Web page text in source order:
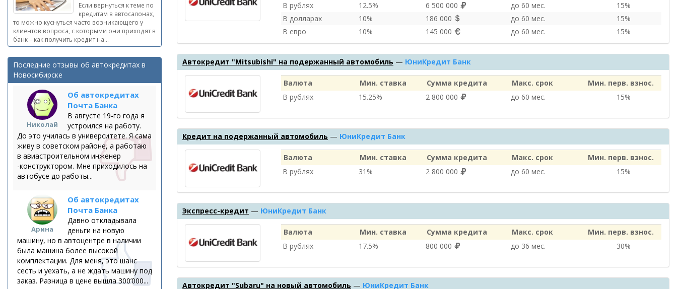
Если вернуться к теме по
кредитам в автосалонах,
то можно куснуться часто возникающего у
клиентов вопроса, с которыми они приходят в
банк – как получить кредит на...
Последние отзывы об автокредитах в
Новосибирске
Николай
Об автокредитах
Почта Банка
В августе 19-го года я
устроился на работу.
До это училась в университете. Я сама
живу в советском районе, а работаю
в авиастроительном инженер
-конструктором. Мне приходилось на
автобусе до работы...
Арина
Об автокредитах
Почта Банка
Давно откладывала
деньги на новую
машину, но в автоцентре в наличии
была машина более высокой
комплектации. Для меня, это шанс
сесть и уехать, а не ждать машину под
заказ. Разница в цене вышла 300’000...
В рублях
12.5% 6 500 000 до 60 мес.
15%
В долларах
10% 186 000 до 60 мес.
15%
В евро
10% 145 000 до 60 мес. 15%
Автокредит "Mitsubishi" на подержанный автомобиль — ЮниКредит Банк
Валюта Мин. ставка Сумма кредита Макс. срок
Мин. перв. взнос.
В рублях
15.25% 2 800 000 до 60 мес. 15%
Кредит на подержанный автомобиль — ЮниКредит Банк
Валюта Мин. ставка Сумма кредита Макс. срок
Мин. перв. взнос.
В рублях
31% 2 800 000 до 60 мес. 15%
Экспресс-кредит — ЮниКредит Банк
Валюта Мин. ставка Сумма кредита Макс. срок
Мин. перв. взнос.
В рублях
17.5% 800 000 до 36 мес. 30%
Автокредит "Subaru" на новый автомобиль — ЮниКредит Банк